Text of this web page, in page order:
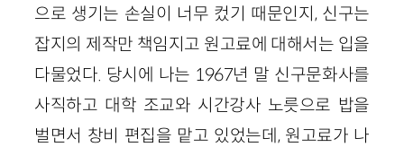
으로 생기는 손실이 너무 컸기 때문인지, 신구는
잡지의 제작만 책임지고 원고료에 대해서는 입을
다물었다. 당시에 나는 1967년 말 신구문화사를
사직하고 대학 조교와 시간강사 노릇으로 밥을
벌면서 창비 편집을 맡고 있었는데, 원고료가 나